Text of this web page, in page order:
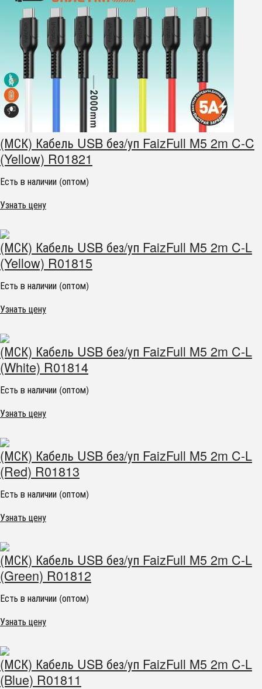
(МСК) Кабель USB без/уп FaizFull M5 2m C-C
(Yellow) R01821
Есть в наличии (оптом)
Узнать цену
(МСК) Кабель USB без/уп FaizFull M5 2m C-L
(Yellow) R01815
Есть в наличии (оптом)
Узнать цену
(МСК) Кабель USB без/уп FaizFull M5 2m C-L
(White) R01814
Есть в наличии (оптом)
Узнать цену
(МСК) Кабель USB без/уп FaizFull M5 2m C-L
(Red) R01813
Есть в наличии (оптом)
Узнать цену
(МСК) Кабель USB без/уп FaizFull M5 2m C-L
(Green) R01812
Есть в наличии (оптом)
Узнать цену
(МСК) Кабель USB без/уп FaizFull M5 2m C-L
(Blue) R01811